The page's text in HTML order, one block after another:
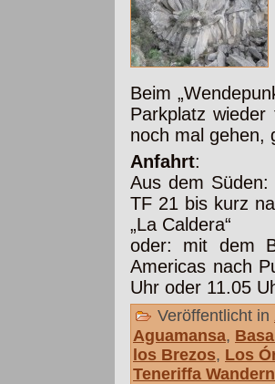
Beim
Parkplatz
noch mal gehen,
Anfahrt:
Aus dem
TF 21 bis kurz
„La Caldera“
oder: mit dem
Americas nach
Uhr oder 11.05
Veröffentlicht in
Aguamansa,
los Brezos, Los
Teneriffa Wandern